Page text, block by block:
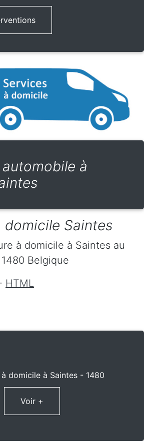
à
domicile Saintes
à domicile à Saintes au
1480 Belgique
HTML
domicile à Saintes - 1480
Voir +